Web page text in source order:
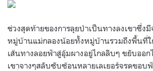
ช่วงสุดท้ายของการลุยป่าเป็นทางลงเขาซึ่ง
หมู่บ้านแม่กลองน้อยทั้งหมู่บ้านรวมถึงพื้นที่ใ
เส้นทางลอยฟ้าสู่อุ้มผางอยู่ไกลลิบๆ ขยับออ
เขาจางๆสลับซับซ้อนหลายเลเยอร์จรดขอบ